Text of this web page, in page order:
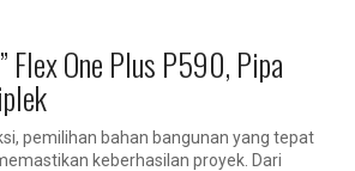
Flex One Plus P590, Pipa
pemilihan bahan bangunan yang tepat
keberhasilan proyek. Dari